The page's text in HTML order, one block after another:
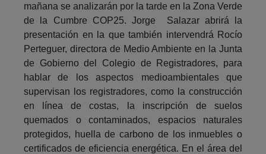
mañana se analizarán por la tarde en la Zona Verde
de la Cumbre COP25. Jorge Salazar abrirá la
presentación en la que también intervendrá Rocío
Perteguer, directora de Medio Ambiente en la Junta
de Gobierno del Colegio de Registradores, para
hablar de los aspectos medioambientales que
supervisan los registradores, como la construcción
en línea de costas, la inscripción de suelos
quemados o contaminados, espacios naturales
protegidos, huella de carbono de los inmuebles o
certificados de eficiencia energética. En el área del